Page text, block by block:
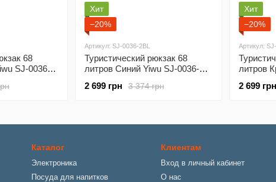
68
SJ-0036-
Хит
−20%
Артикул: SJ-0036-2BL
Туристический рюкзак 68
литров Синий Yiwu SJ-0036-
3 374 грн
2 699 грн
Хит
−20%
Артикул:
литров
2 699 грн
Каталог
Электроника
Посуда для напитков
Клиентам
Вход в личный кабинет
О нас